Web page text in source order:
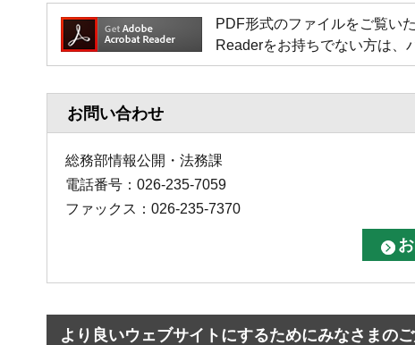
PDF形式のファイルをご覧い
Readerをお持ちでない方は、
お問い合わせ
総務部情報公開・法務課
電話番号：026-235-7059
ファックス：026-235-7370
より良いウェブサイトにするためにみなさまの